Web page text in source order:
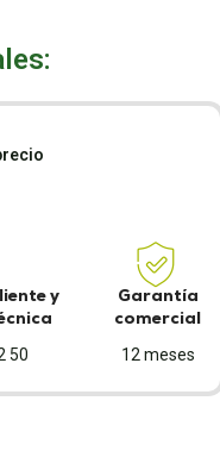
y
50
Garantía
comercial
12 meses